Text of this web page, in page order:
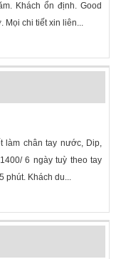
Khách ổn định. Good
Mọi chi tiết xin liên...
làm chân tay nước, Dip,
6 ngày tuỳ theo tay
phút. Khách du...